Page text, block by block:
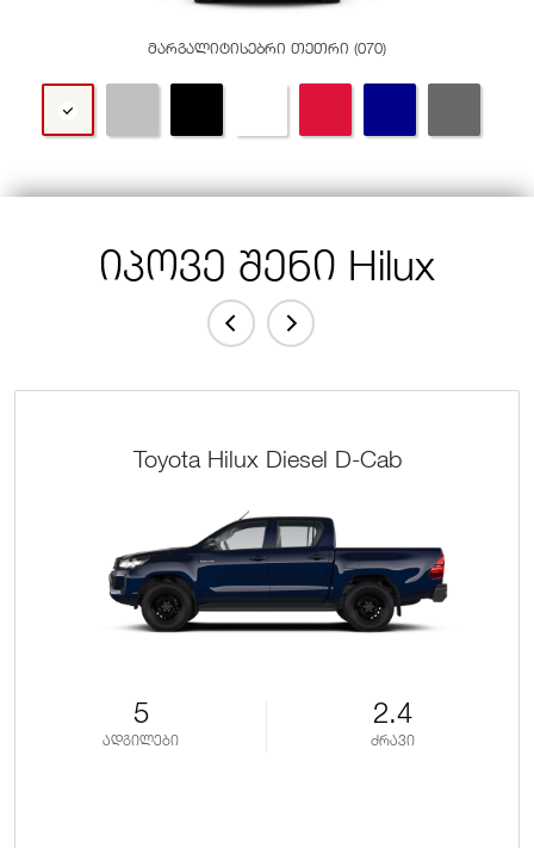
მარგალიტისებრი თეთრი (070)
იპოვე შენი Hilux
Toyota Hilux Diesel D-Cab
5
ადგილები
2.4
ძრავი